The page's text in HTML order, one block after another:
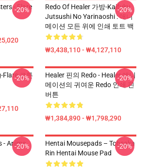
- Flare
-20%
Redo Of Healer 가방-Kaifuku
Jutsushi No Yarinaoshi : 애니
메이션 모든 위에 인쇄 토트 백
₩3,438,110 - ₩4,127,110
-20%
Flare 코튼
-20%
Healer 핀의 Redo - Healer 애니
메이션의 귀여운 Redo 인쇄 핀
버튼
₩1,384,890 - ₩1,798,290
-20%
- Anime
-20%
Hentai Mousepads – Tohsaka
Rin Hentai Mouse Pad
-20%